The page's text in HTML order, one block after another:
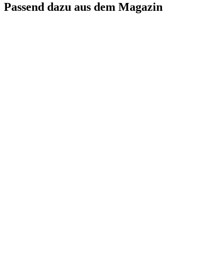
Passend dazu aus dem Magazin